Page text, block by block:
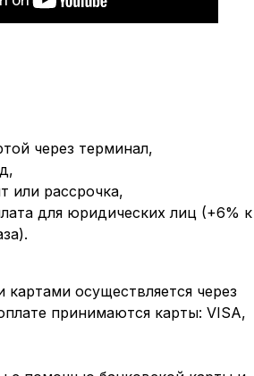
через терминал,
или рассрочка,
для юридических лиц (+6% к
осуществляется через
принимаются карты: VISA,